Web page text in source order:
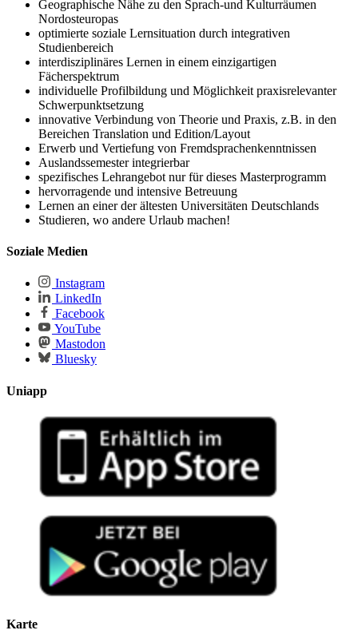
Geographische Nähe zu den Sprach-und Kulturräumen
Nordosteuropas
optimierte soziale Lernsituation durch integrativen
Studienbereich
interdisziplinäres Lernen in einem einzigartigen
Fächerspektrum
individuelle Profilbildung und Möglichkeit praxisrelevanter
Schwerpunktsetzung
innovative Verbindung von Theorie und Praxis, z.B. in den
Bereichen Translation und Edition/Layout
Erwerb und Vertiefung von Fremdsprachenkenntnissen
Auslandssemester integrierbar
spezifisches Lehrangebot nur für dieses Masterprogramm
hervorragende und intensive Betreuung
Lernen an einer der ältesten Universitäten Deutschlands
Studieren, wo andere Urlaub machen!
Soziale Medien
Instagram
LinkedIn
Facebook
YouTube
Mastodon
Bluesky
Uniapp
Karte